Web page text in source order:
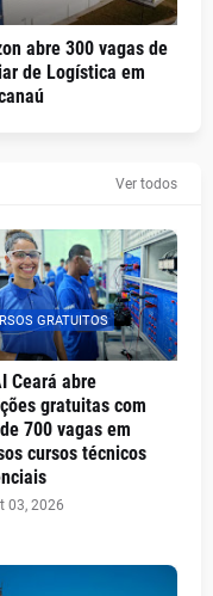
abre 300 vagas de
de Logística em
Ver todos
GRATUITOS
Ceará abre
gratuitas com
700 vagas em
cursos técnicos
03, 2026